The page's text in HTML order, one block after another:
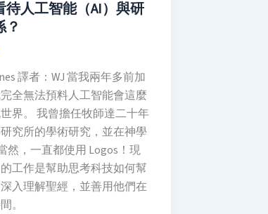
待人工智能（AI）與研
？
譯者：WJ 當我兩年多前加
全無法預料人工智能會這麼
界。 我曾擔任牧師達二十年
究所的學術研究，並在神學
，一直都使用 Logos！現
工作是幫助思考科技如何幫
入理解聖經，並善用他們在
。